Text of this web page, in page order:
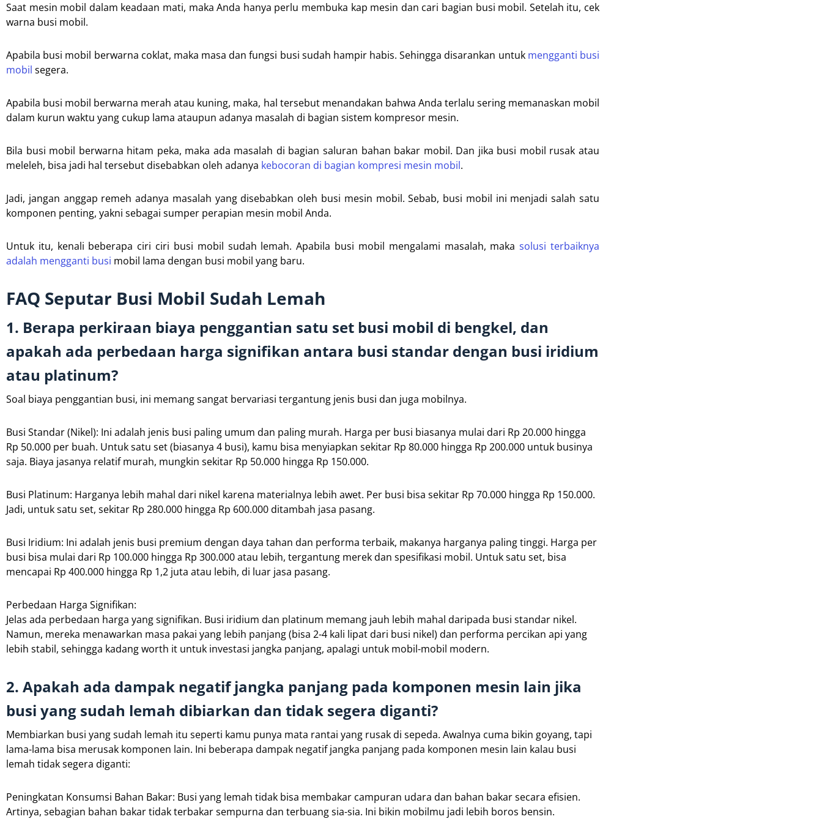
Saat mesin mobil dalam keadaan mati, maka Anda hanya perlu membuka kap mesin dan cari bagian busi mobil. Setelah itu, cek
warna busi mobil.
Apabila busi mobil berwarna coklat, maka masa dan fungsi busi sudah hampir habis. Sehingga disarankan untuk mengganti busi
mobil segera.
Apabila busi mobil berwarna merah atau kuning, maka, hal tersebut menandakan bahwa Anda terlalu sering memanaskan mobil
dalam kurun waktu yang cukup lama ataupun adanya masalah di bagian sistem kompresor mesin.
Bila busi mobil berwarna hitam peka, maka ada masalah di bagian saluran bahan bakar mobil. Dan jika busi mobil rusak atau
meleleh, bisa jadi hal tersebut disebabkan oleh adanya kebocoran di bagian kompresi mesin mobil.
Jadi, jangan anggap remeh adanya masalah yang disebabkan oleh busi mesin mobil. Sebab, busi mobil ini menjadi salah satu
komponen penting, yakni sebagai sumper perapian mesin mobil Anda.
Untuk itu, kenali beberapa ciri ciri busi mobil sudah lemah. Apabila busi mobil mengalami masalah, makasolusi terbaiknya
adalah mengganti busi mobil lama dengan busi mobil yang baru.
FAQ Seputar Busi Mobil Sudah Lemah
1. Berapa perkiraan biaya penggantian satu set busi mobil di bengkel, dan
apakah ada perbedaan harga signifikan antara busi standar dengan busi iridium
atau platinum?
Soal biaya penggantian busi, ini memang sangat bervariasi tergantung jenis busi dan juga mobilnya.
Busi Standar (Nikel): Ini adalah jenis busi paling umum dan paling murah. Harga per busi biasanya mulai dari Rp 20.000 hingga
Rp 50.000 per buah. Untuk satu set (biasanya 4 busi), kamu bisa menyiapkan sekitar Rp 80.000 hingga Rp 200.000 untuk businya
saja. Biaya jasanya relatif murah, mungkin sekitar Rp 50.000 hingga Rp 150.000.
Busi Platinum: Harganya lebih mahal dari nikel karena materialnya lebih awet. Per busi bisa sekitar Rp 70.000 hingga Rp 150.000.
Jadi, untuk satu set, sekitar Rp 280.000 hingga Rp 600.000 ditambah jasa pasang.
Busi Iridium: Ini adalah jenis busi premium dengan daya tahan dan performa terbaik, makanya harganya paling tinggi. Harga per
busi bisa mulai dari Rp 100.000 hingga Rp 300.000 atau lebih, tergantung merek dan spesifikasi mobil. Untuk satu set, bisa
mencapai Rp 400.000 hingga Rp 1,2 juta atau lebih, di luar jasa pasang.
Perbedaan Harga Signifikan:
Jelas ada perbedaan harga yang signifikan. Busi iridium dan platinum memang jauh lebih mahal daripada busi standar nikel.
Namun, mereka menawarkan masa pakai yang lebih panjang (bisa 2-4 kali lipat dari busi nikel) dan performa percikan api yang
lebih stabil, sehingga kadang worth it untuk investasi jangka panjang, apalagi untuk mobil-mobil modern.
2. Apakah ada dampak negatif jangka panjang pada komponen mesin lain jika
busi yang sudah lemah dibiarkan dan tidak segera diganti?
Membiarkan busi yang sudah lemah itu seperti kamu punya mata rantai yang rusak di sepeda. Awalnya cuma bikin goyang, tapi
lama-lama bisa merusak komponen lain. Ini beberapa dampak negatif jangka panjang pada komponen mesin lain kalau busi
lemah tidak segera diganti:
Peningkatan Konsumsi Bahan Bakar: Busi yang lemah tidak bisa membakar campuran udara dan bahan bakar secara efisien.
Artinya, sebagian bahan bakar tidak terbakar sempurna dan terbuang sia-sia. Ini bikin mobilmu jadi lebih boros bensin.